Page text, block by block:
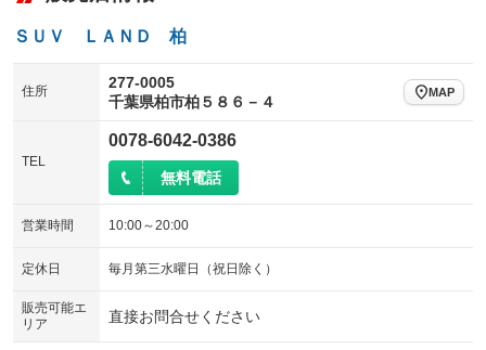
ＳＵＶ ＬＡＮＤ 柏
住所
277-0005
千葉県柏市柏５８６－４
MAP
TEL
0078-6042-0386
無料電話
営業時間 10:00～20:00
定休日 毎月第三水曜日（祝日除く）
販売可能エ
リア
直接お問合せください